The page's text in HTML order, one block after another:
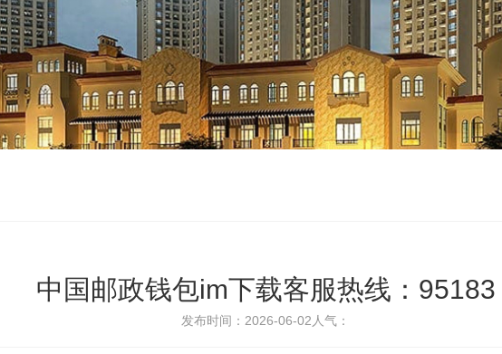
中国邮政钱包im下载客服热线：95183
发布时间：2026-06-02 人气：